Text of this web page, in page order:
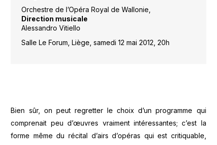
Orchestre de l’Opéra Royal de Wallonie,
Direction musicale
Alessandro Vitiello
Salle Le Forum, Liège, samedi 12 mai 2012, 20h
Bien sûr, on peut regretter le choix d’un programme qui
comprenait peu d’œuvres vraiment intéressantes; c’est la
forme même du récital d’airs d’opéras qui est critiquable,